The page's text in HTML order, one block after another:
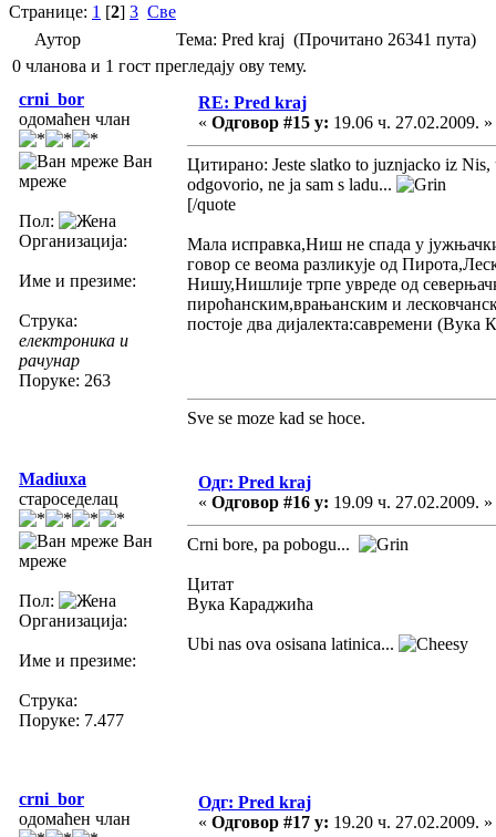
Странице: 1 [2] 3 Све
Аутор
Тема: Pred kraj (Прочитано 26341 пута)
0 чланова и 1 гост прегледају ову тему.
crni_bor
одомаћен члан
Ван
мреже
Пол:
Организација:
Име и презиме:
Струка:
електроника и
рачунар
Поруке: 263
RE: Pred kraj
« Одговор #15 у: 19.06 ч. 27.02.2009. »
Цитирано: Jeste slatko to juznjacko iz
odgovorio, ne ja sam s ladu...
[/quote
Мала исправка,Ниш не спада у
говор се веома разликује од
Нишу,Нишлије трпе увреде од
пироћанским,врањанским и
постоје два дијалекта:савремени
Sve se moze kad se hoce.
Madiuxa
староседелац
Ван
мреже
Пол:
Организација:
Име и презиме:
Струка:
Поруке: 7.477
Одг: Pred kraj
« Одговор #16 у: 19.09 ч. 27.02.2009. »
Crni bore, pa pobogu...
Цитат
Вука Караджића
Ubi nas ova osisana latinica...
crni_bor
одомаћен члан
Одг: Pred kraj
« Одговор #17 у: 19.20 ч. 27.02.2009. »